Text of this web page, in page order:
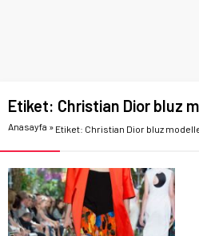
Etiket: Christian Dior bluz
Anasayfa » Etiket: Christian Dior bluz